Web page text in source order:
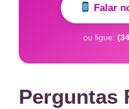
Falar
ou ligue:
Perguntas